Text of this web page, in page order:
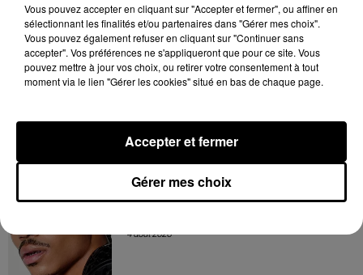
6 août 2026
session live surprise
le père de Michael Jackson
4 août 2026
Vous pouvez accepter en cliquant sur "Accepter et fermer", ou affiner en
sélectionnant les finalités et/ou partenaires dans "Gérer mes choix".
Vous pouvez également refuser en cliquant sur "Continuer sans
accepter". Vos préférences ne s'appliqueront que pour ce site. Vous
pouvez mettre à jour vos choix, ou retirer votre consentement à tout
moment via le lien "Gérer les cookies" situé en bas de chaque page.
Gérer mes choix
Accepter et fermer